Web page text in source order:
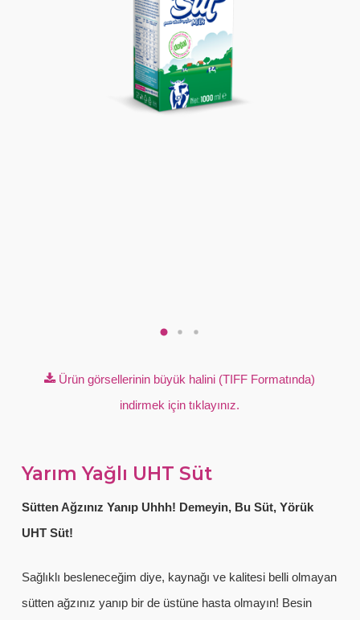
Ürün görsellerinin büyük halini (TIFF Formatında)
indirmek için tıklayınız.
Yarım Yağlı UHT Süt
Sütten Ağzınız Yanıp Uhhh! Demeyin, Bu Süt, Yörük
UHT Süt!
Sağlıklı besleneceğim diye, kaynağı ve kalitesi belli olmayan
sütten ağzınız yanıp bir de üstüne hasta olmayın! Besin